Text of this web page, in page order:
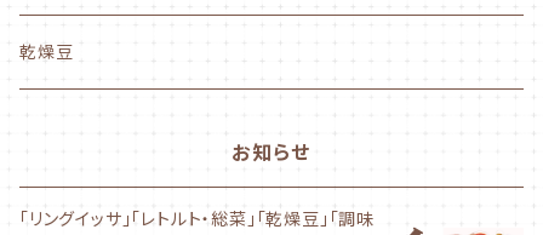
かながわ綾瀬シリーズ
乾燥豆
お知らせ
「リングイッサ」「レトルト・総菜」「乾燥豆」「調味